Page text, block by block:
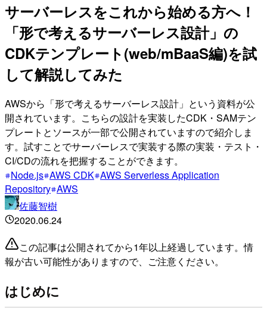
サーバーレスをこれから始める方へ！
「形で考えるサーバーレス設計」の
CDKテンプレート(web/mBaaS編)を試
して解説してみた
AWSから「形で考えるサーバーレス設計」という資料が公
開されています。こちらの設計を実装したCDK・SAMテン
プレートとソースが一部で公開されていますので紹介しま
す。試すことでサーバーレスで実装する際の実装・テスト・
CI/CDの流れを把握することができます。
Node.js AWS CDK AWS Serverless Application
Repository AWS
佐藤智樹
2020.06.24
この記事は公開されてから1年以上経過しています。情
報が古い可能性がありますので、ご注意ください。
はじめに